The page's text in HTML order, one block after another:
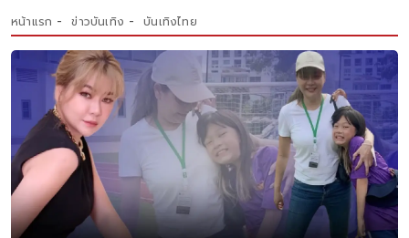
หน้าแรก ข่าวบันเทิง บันเทิงไทย